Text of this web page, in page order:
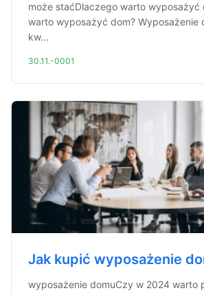
może staćDlaczego warto wyposażyć
warto wyposażyć dom? Wyposażenie
kw...
30.11.-0001
Jak kupić wyposażenie
wyposażenie domuCzy w 2024 warto